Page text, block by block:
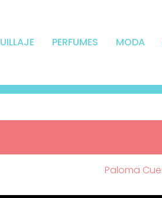
PERFUMES MODA
Paloma